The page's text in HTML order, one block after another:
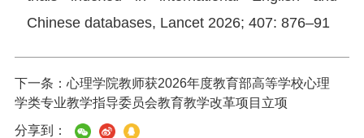
Chinese databases, Lancet 2026; 407: 876–91
下一条： 心理学院教师获2026年度教育部高等学校心理
学类专业教学指导委员会教育教学改革项目立项
分享到：